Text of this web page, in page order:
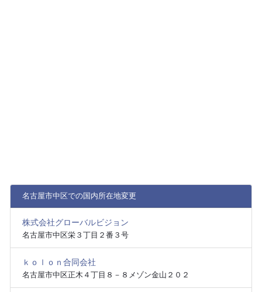
名古屋市中区での国内所在地変更
株式会社グローバルビジョン
名古屋市中区栄３丁目２番３号
ｋｏｌｏｎ合同会社
名古屋市中区正木４丁目８－８メゾン金山２０２